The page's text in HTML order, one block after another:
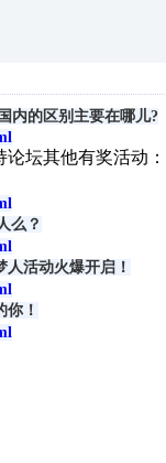
内的区别主要在哪儿?
坛其他有奖活动：
么？
人活动火爆开启！
你！